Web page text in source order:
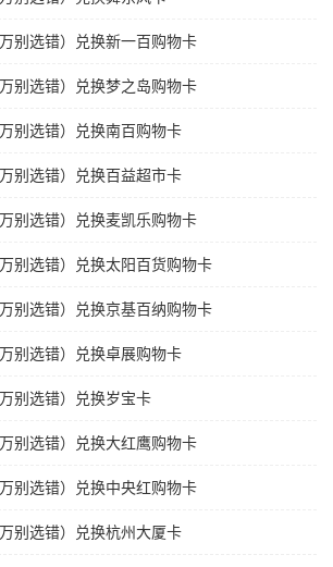
别选错）兑换新一百购物卡
别选错）兑换梦之岛购物卡
别选错）兑换南百购物卡
别选错）兑换百益超市卡
别选错）兑换麦凯乐购物卡
别选错）兑换太阳百货购物卡
别选错）兑换京基百纳购物卡
别选错）兑换卓展购物卡
别选错）兑换岁宝卡
别选错）兑换大红鹰购物卡
别选错）兑换中央红购物卡
别选错）兑换杭州大厦卡